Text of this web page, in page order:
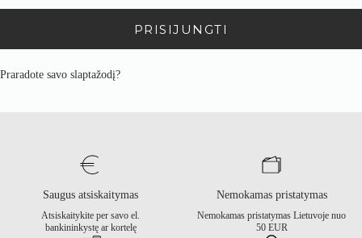
PRISIJUNGTI
Praradote savo slaptažodį?
Saugus atsiskaitymas
Atsiskaitykite per savo el.
bankininkystę ar kortelę
Nemokamas pristatymas
Nemokamas pristatymas Lietuvoje nuo
50 EUR